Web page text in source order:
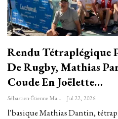
Rendu Tétraplégique
De Rugby, Mathias
Coude En Joëlette…
Sébastien-Étienne Marechal Jul 22, 2026
l'basique Mathias Dantin,